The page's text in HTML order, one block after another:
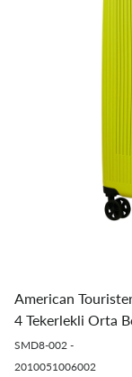
American
4 Tekerlekli Orta
SMD8-002 -
2010051006002